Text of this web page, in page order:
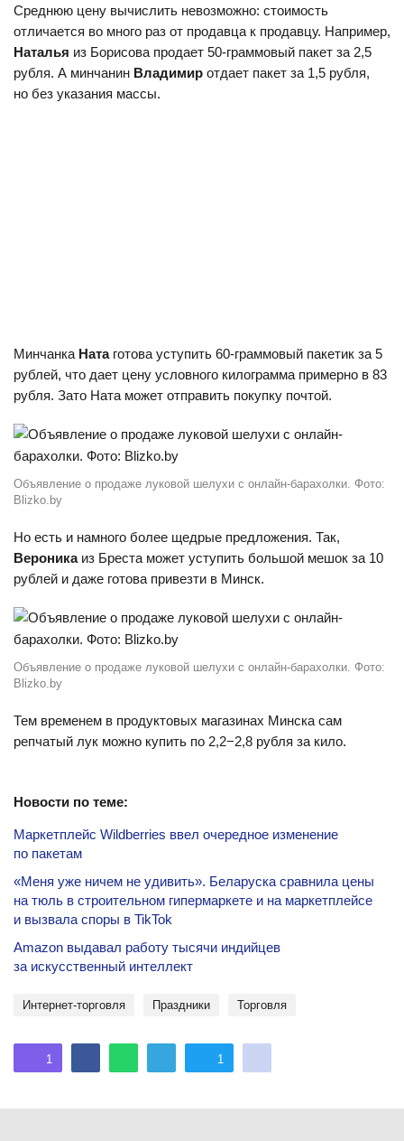
Среднюю цену вычислить невозможно: стоимость
отличается во много раз от продавца к продавцу. Например,
Наталья из Борисова продает 50-граммовый пакет за 2,5
рубля. А минчанин Владимир отдает пакет за 1,5 рубля,
но без указания массы.
Минчанка Натаготова уступить 60-граммовый пакетик за 5
рублей, что дает цену условного килограмма примерно в 83
рубля. Зато Ната может отправить покупку почтой.
Объявление о продаже луковой шелухи с онлайн-барахолки. Фото:
Blizko.by
Но есть и намного более щедрые предложения. Так,
Вероникаиз Бреста может уступить большой мешок за 10
рублей и даже готова привезти в Минск.
Объявление о продаже луковой шелухи с онлайн-барахолки. Фото:
Blizko.by
Тем временем в продуктовых магазинах Минска сам
репчатый лук можно купить по 2,2−2,8 рубля за кило.
Новости по теме:
Маркетплейс Wildberries ввел очередное изменение
по пакетам
«Меня уже ничем не удивить». Беларуска сравнила цены
на тюль в строительном гипермаркете и на маркетплейсе
и вызвала споры в TikTok
Amazon выдавал работу тысячи индийцев
за искусственный интеллект
Интернет-торговля Праздники торговля
1 1